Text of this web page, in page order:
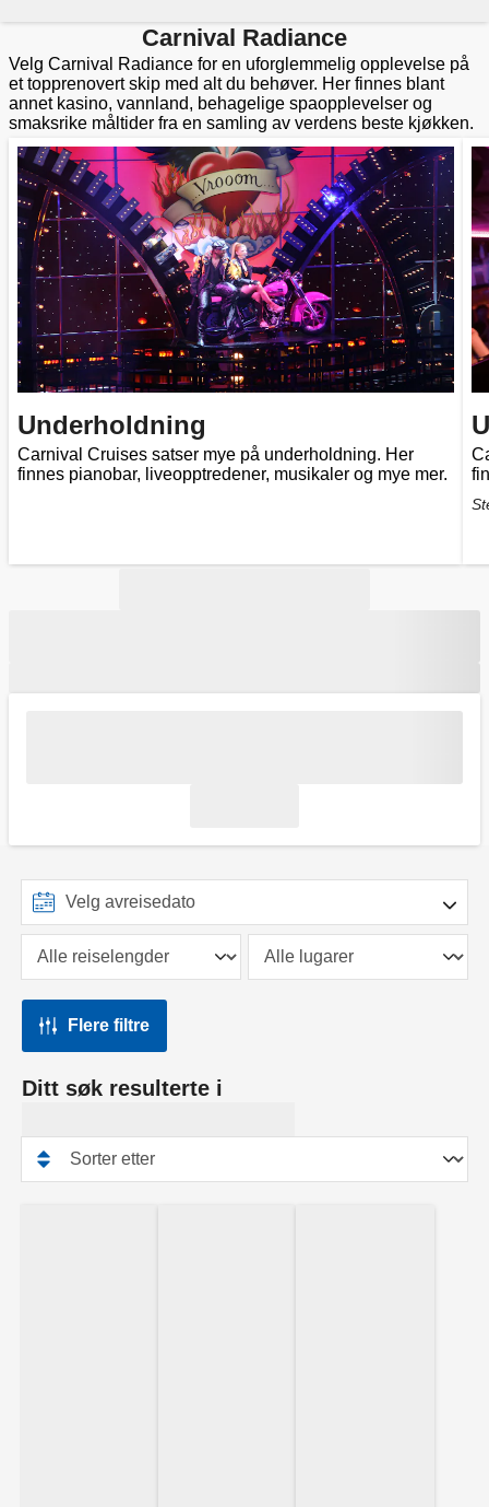
Carnival Radiance
Velg Carnival Radiance for en uforglemmelig opplevelse på
et topprenovert skip med alt du behøver. Her finnes blant
annet kasino, vannland, behagelige spaopplevelser og
smaksrike måltider fra en samling av verdens beste kjøkken.
Underholdning
Carnival Cruises satser mye på underholdning. Her
finnes pianobar, liveopptredener, musikaler og mye mer.
Flere filtre
Ditt søk resulterte i